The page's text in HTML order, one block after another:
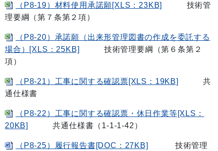
（P8-19）材料使用承諾願[XLS：23KB]
技術管
理要綱（第７条第２項）
（P8-20）承諾願（出来形管理図書の作成を委託する
場合）[XLS：25KB]
技術管理要綱（第６条第２
項）
（P8-21）工事に関する確認票[XLS：19KB]
共
通仕様書
（P8-22）工事に関する確認票・休日作業等[XLS：
20KB]
共通仕様書（1-1-1-42）
（P8-25）履行報告書[DOC：27KB]
技術管理